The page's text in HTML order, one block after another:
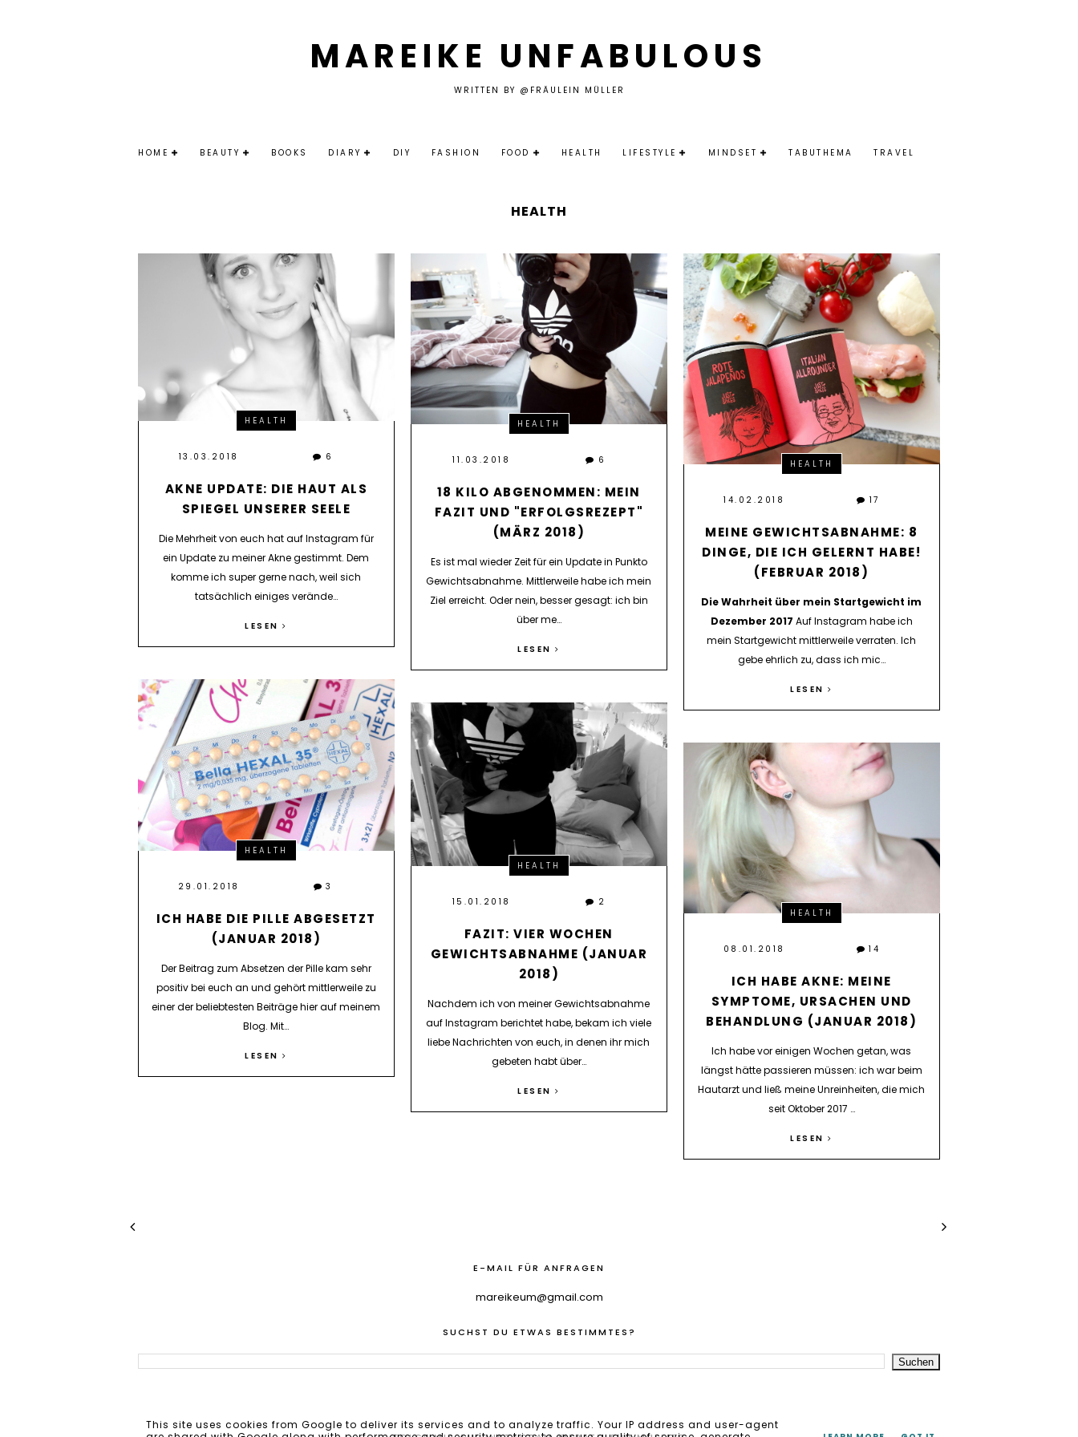
MAREIKE UNFABULOUS
WRITTEN BY @FRÄULEIN MÜLLER
HOME BEAUTY BOOKS DIARY DIY FASHION FOOD HEALTH LIFESTYLE MINDSET TABUTHEMA TRAVEL
HEALTH
HEALTH
13.03.2018 6
AKNE UPDATE: DIE HAUT ALS
SPIEGEL UNSERER SEELE
Die Mehrheit von euch hat auf Instagram für
ein Update zu meiner Akne gestimmt. Dem
komme ich super gerne nach, weil sich
tatsächlich einiges verände…
LESEN
HEALTH
11.03.2018 6
18 KILO ABGENOMMEN: MEIN
FAZIT UND "ERFOLGSREZEPT"
(MÄRZ 2018)
Es ist mal wieder Zeit für ein Update in Punkto
Gewichtsabnahme. Mittlerweile habe ich mein
Ziel erreicht. Oder nein, besser gesagt: ich bin
über me…
LESEN
HEALTH
14.02.2018 17
MEINE GEWICHTSABNAHME: 8
DINGE, DIE ICH GELERNT HABE!
(FEBRUAR 2018)
Die Wahrheit über mein Startgewicht im
Dezember 2017 Auf Instagram habe ich
mein Startgewicht mittlerweile verraten. Ich
gebe ehrlich zu, dass ich mic…
LESEN
HEALTH
29.01.2018 3
ICH HABE DIE PILLE ABGESETZT
(JANUAR 2018)
Der Beitrag zum Absetzen der Pille kam sehr
positiv bei euch an und gehört mittlerweile zu
einer der beliebtesten Beiträge hier auf meinem
Blog. Mit…
LESEN
HEALTH
15.01.2018 2
FAZIT: VIER WOCHEN
GEWICHTSABNAHME (JANUAR
2018)
Nachdem ich von meiner Gewichtsabnahme
auf Instagram berichtet habe, bekam ich viele
liebe Nachrichten von euch, in denen ihr mich
gebeten habt über…
LESEN
HEALTH
08.01.2018 14
ICH HABE AKNE: MEINE
SYMPTOME, URSACHEN UND
BEHANDLUNG (JANUAR 2018)
Ich habe vor einigen Wochen getan, was
längst hätte passieren müssen: ich war beim
Hautarzt und ließ meine Unreinheiten, die mich
seit Oktober 2017 …
LESEN
E-MAIL FÜR ANFRAGEN
mareikeum@gmail.com
SUCHST DU ETWAS BESTIMMTES?
This site uses cookies from Google to deliver its services and to analyze traffic. Your IP address and user-agent